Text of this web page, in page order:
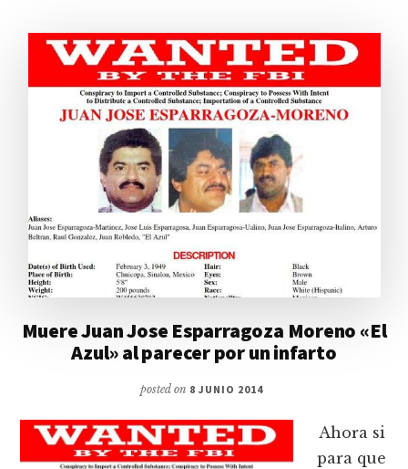
Muere Juan Jose Esparragoza Moreno «El
Azul» al parecer por un infarto
posted on 8 JUNIO 2014
Ahora si
para que